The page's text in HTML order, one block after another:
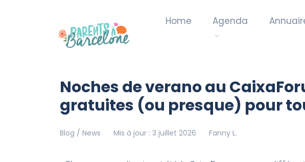
Home Agenda
Noches de verano au
gratuites (ou presque) pour
Blog / News Mis à jour : 3 juillet 2026 Fanny L.